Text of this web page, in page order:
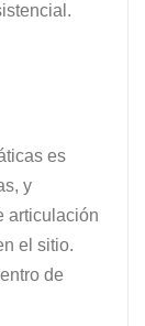
es
y
articulación
el sitio.
de